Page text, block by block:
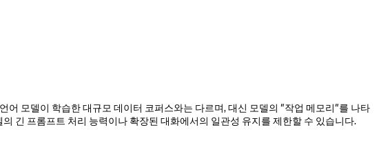
모델이 학습한 대규모 데이터 코퍼스와는 다르며, 대신 모델의 "작업 메모리"를 나타
긴 프롬프트 처리 능력이나 확장된 대화에서의 일관성 유지를 제한할 수 있습니다.